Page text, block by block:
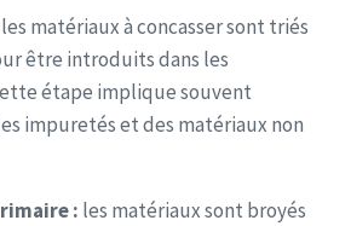
les matériaux à concasser sont triés
être introduits dans les
étape implique souvent
impuretés et des matériaux non
: les matériaux sont broyés